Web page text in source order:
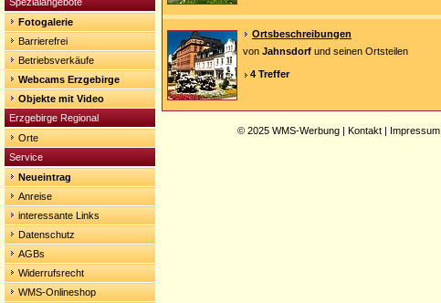
Fotogalerie
Barrierefrei
Betriebsverkäufe
Webcams Erzgebirge
Objekte mit Video
Erzgebirge Regional
Orte
Service
Neueintrag
Anreise
interessante Links
Datenschutz
AGBs
Widerrufsrecht
WMS-Onlineshop
Ortsbeschreibungen
von Jahnsdorf und seinen Ortsteilen
4 Treffer
© 2025 WMS-Werbung | Kontakt | Impressum